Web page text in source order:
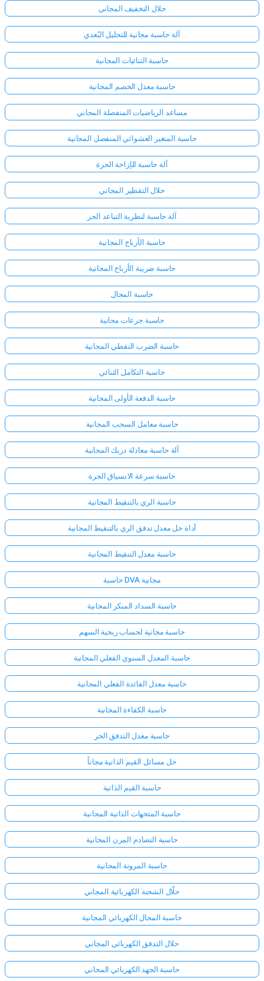
سجّل
هنا!
الدعم:
حلال التخفيف المجاني
آلة حاسبة مجانية للتحليل البُعدي
حاسبة الثنائيات المجانية
حاسبة معدل الخصم المجانية
مساعد الرياضيات المنفصلة المجاني
حاسبة المتغير العشوائي المنفصل المجانية
آلة حاسبة للإزاحة الحرة
حلال التقطير المجاني
آلة حاسبة لنظرية التباعد الحر
حاسبة الأرباح المجانية
حاسبة ضريبة الأرباح المجانية
حاسبة المجال
حاسبة جرعات مجانية
حاسبة الضرب النقطي المجانية
حاسبة التكامل الثنائي
حاسبة الدفعة الأولى المجانية
حاسبة معامل السحب المجانية
آلة حاسبة معادلة دريك المجانية
حاسبة سرعة الانسياق الحرة
حاسبة الري بالتنقيط المجانية
أداة حل معدل تدفق الري بالتنقيط المجانية
حاسبة معدل التنقيط المجانية
حاسبة DVA مجانية
حاسبة السداد المبكر المجانية
حاسبة مجانية لحساب ربحية السهم
حاسبة المعدل السنوي الفعلي المجانية
حاسبة معدل الفائدة الفعلي المجانية
حاسبة الكفاءة المجانية
حاسبة معدل التدفق الحر
حل مسائل القيم الذاتية مجاناً
حاسبة القيم الذاتية
حاسبة المتجهات الذاتية المجانية
حاسبة التصادم المرن المجانية
حاسبة المرونة المجانية
حلّال الشحنة الكهربائية المجاني
حاسبة المجال الكهربائي المجانية
حلال التدفق الكهربائي المجاني
حاسبة الجهد الكهربائي المجاني